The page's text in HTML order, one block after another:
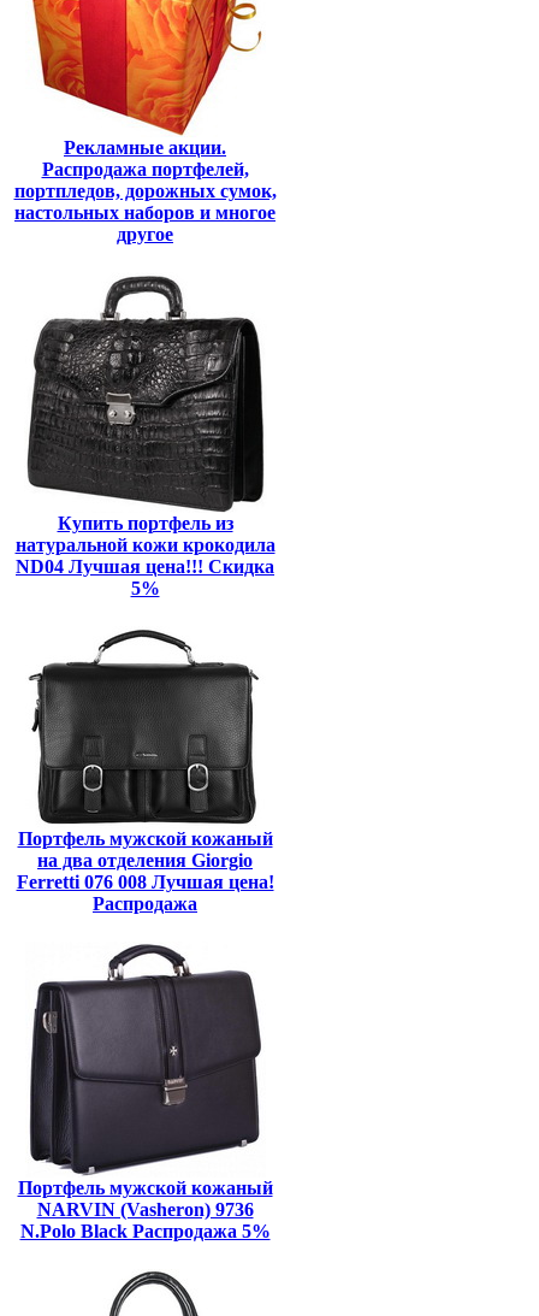
Рекламные акции.
Распродажа портфелей,
портпледов, дорожных сумок,
настольных наборов и многое
другое
Купить портфель из
натуральной кожи крокодила
ND04 Лучшая цена!!! Скидка
5%
Портфель мужской кожаный
на два отделения Giorgio
Ferretti 076 008 Лучшая цена!
Распродажа
Портфель мужской кожаный
NARVIN (Vasheron) 9736
N.Polo Black Распродажа 5%